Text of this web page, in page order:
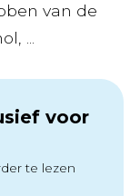
van de
...
voor
te lezen